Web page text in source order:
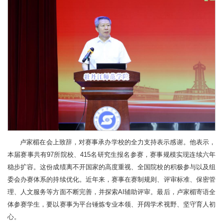
卢家楣在会上致辞，对赛事承办学校的全力支持表示感谢。他表示，
本届赛事共有97所院校、415名研究生报名参赛，赛事规模实现连续六年
稳步扩容。这份成绩离不开国家的高度重视、全国院校的积极参与以及组
委会办赛体系的持续优化。近年来，赛事在赛制规则、评审标准、保密管
理、人文服务等方面不断完善，并探索AI辅助评审。最后，卢家楣寄语全
体参赛学生，要以赛事为平台锤炼专业本领、开阔学术视野、坚守育人初
心。